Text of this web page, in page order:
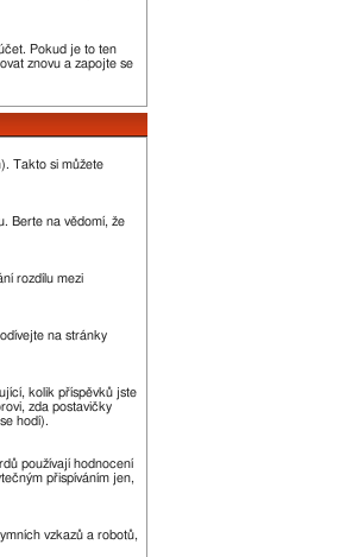
Pokud je to ten
znovu a zapojte se
Takto si můžete
Berte na vědomí, že
rozdílu mezi
na stránky
kolik příspěvků jste
zda postavičky
hodí).
používají hodnocení
přispíváním jen,
vzkazů a robotů,